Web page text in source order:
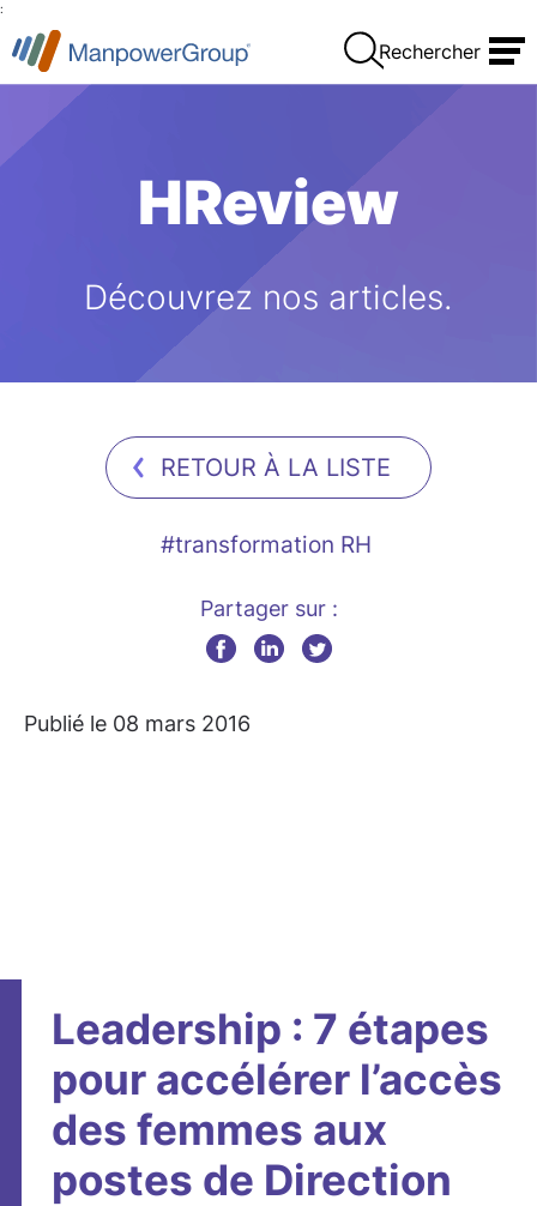
:
Rechercher
HReview
Découvrez nos articles.
RETOUR À LA LISTE
#transformation RH
Partager sur :
Publié le 08 mars 2016
Leadership : 7 étapes
pour accélérer l’accès
des femmes aux
postes de Direction